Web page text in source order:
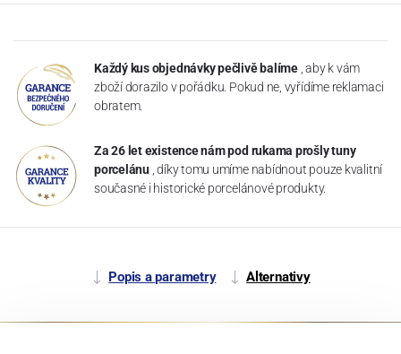
Každý kus objednávky pečlivě balíme , aby k vám
zboží dorazilo v pořádku. Pokud ne, vyřídíme reklamaci
obratem.
Za 26 let existence nám pod rukama prošly tuny
porcelánu , díky tomu umíme nabídnout pouze kvalitní
současné i historické porcelánové produkty.
Popis a parametry Alternativy